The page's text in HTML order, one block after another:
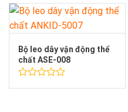
hạng
0
5
sao
Bộ leo dây vận động thể
chất ASE-008
Được